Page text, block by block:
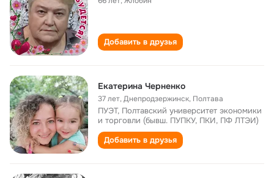
Добавить в друзья
Екатерина Черненко
37 лет,Днепродзержинск, Полтава
ПУЭТ, Полтавский университет экономики
и торговли (бывш. ПУПКУ, ПКИ, ПФ ЛТЭИ)
Добавить в друзья